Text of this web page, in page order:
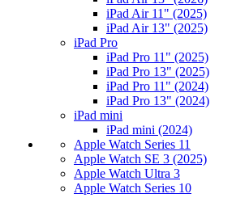
iPad Air 11" (2025)
iPad Air 13" (2025)
iPad Pro
iPad Pro 11" (2025)
iPad Pro 13" (2025)
iPad Pro 11" (2024)
iPad Pro 13" (2024)
iPad mini
iPad mini (2024)
Apple Watch Series 11
Apple Watch SE 3 (2025)
Apple Watch Ultra 3
Apple Watch Series 10